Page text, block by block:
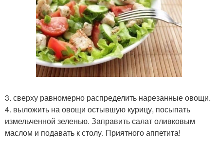
3. сверху равномерно распределить нарезанные овощи.
4. выложить на овощи остывшую курицу, посыпать
измельченной зеленью. Заправить салат оливковым
маслом и подавать к столу. Приятного аппетита!